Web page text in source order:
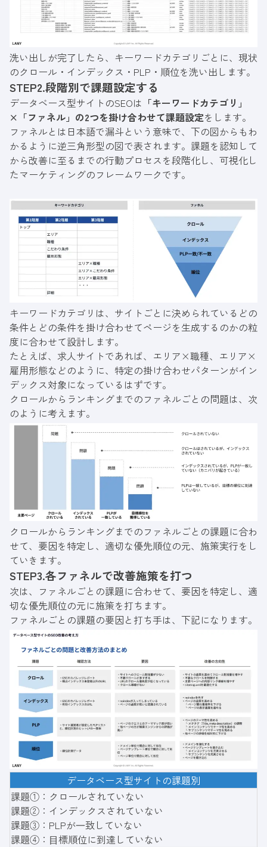
洗い出しが完了したら、キーワードカテゴリごとに、現状
のクロール・インデックス・PLP・順位を洗い出します。
STEP2.段階別で課題設定する
データベース型サイトのSEOは 「キーワードカテゴリ」
×「ファネル」の2つを掛け合わせて課題設定をします。
ファネルとは日本語で漏斗という意味で、下の図からもわ
かるように逆三角形型の図で表されます。課題を認知して
から改善に至るまでの行動プロセスを段階化し、可視化し
たマーケティングのフレームワークです。
キーワードカテゴリは、サイトごとに決められているどの
条件とどの条件を掛け合わせてページを生成するのかの粒
度に合わせて設計します。
たとえば、求人サイトであれば、エリア×職種、エリア×
雇用形態などのように、特定の掛け合わせパターンがイン
デックス対象になっているはずです。
クロールからランキングまでのファネルごとの問題は、次
のように考えます。
クロールからランキングまでのファネルごとの課題に合わ
せて、要因を特定し、適切な優先順位の元、施策実行をし
ていきます。
STEP3.各ファネルで改善施策を打つ
次は、ファネルごとの課題に合わせて、要因を特定し、適
切な優先順位の元に施策を打ちます。
ファネルごとの課題の要因と打ち手は、下記になります。
データベース型サイトの課題別
課題①：クロールされていない
課題②：インデックスされていない
課題③：PLPが⼀致していない
課題④：⽬標順位に到達していない